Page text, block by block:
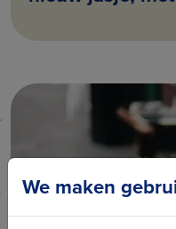
We maken